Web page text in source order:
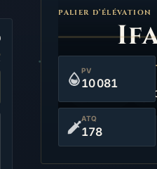
PALIER D’ÉLÉVATION
PV
10 081
ATQ
178